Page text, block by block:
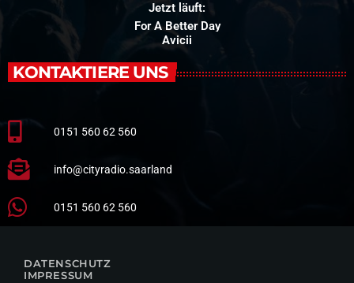
Jetzt läuft:
For A Better Day
Avicii
KONTAKTIERE UNS
0151 560 62 560
info@cityradio.saarland
0151 560 62 560
DATENSCHUTZ
IMPRESSUM